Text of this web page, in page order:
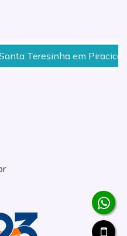
em Piracicaba - SP